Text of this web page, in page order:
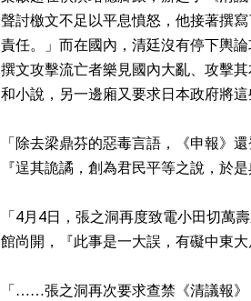
聲討檄文不足以平息憤怒，他接著撰
責任。」而在國內，清廷沒有停下輿
撰文攻擊流亡者樂見國內大亂、攻擊
和小說，另一邊廂又要求日本政府將
「除去梁鼎芬的惡毒言語，《申報》
『逞其詭譎，創為君民平等之說，於
「4月4日，張之洞再度致電小田切萬
館尚開，『此事是一大誤，有礙中東
「……張之洞再次要求查禁《清議報